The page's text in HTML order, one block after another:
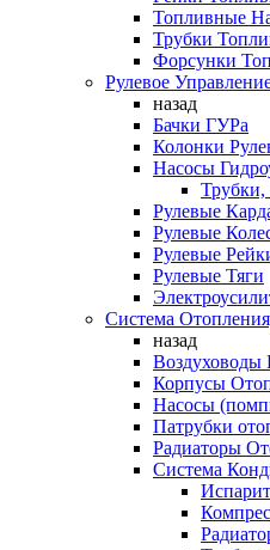
Топливные
Трубки
Форсунки
Рулевое
назад
Бачки ГУРа
Колонки
Насосы
Трубки,
Рулевые
Рулевые
Рулевые
Рулевые Тяги
Система
назад
Воздуховоды
Корпусы
Насосы
Патрубки
Радиаторы
Система